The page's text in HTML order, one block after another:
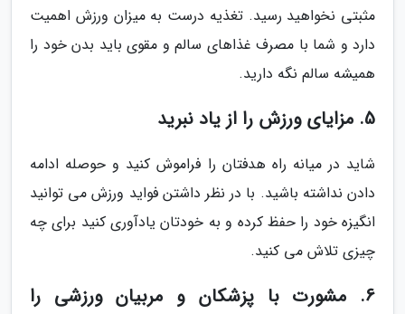
مثبتی نخواهید رسید. تغذیه درست به میزان ورزش اهمیت
دارد و شما با مصرف غذاهای سالم و مقوی باید بدن خود را
همیشه سالم نگه دارید.
5. مزایای ورزش را از یاد نبرید
شاید در میانه راه هدفتان را فراموش کنید و حوصله ادامه
دادن نداشته باشید. با در نظر داشتن فواید ورزش می توانید
انگیزه خود را حفظ کرده و به خودتان یادآوری کنید برای چه
چیزی تلاش می کنید.
6. مشورت با پزشکان و مربیان ورزشی را